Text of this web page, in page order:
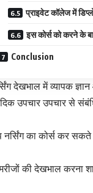
प्राइवेट कॉलेज में
इस कोर्स को करने के
Conclusion
देखभाल में व्यापक
उपचार उपचार से
का कोर्स कर
की देखभाल करना